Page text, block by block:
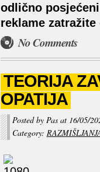
odlično
reklame
No Comments
TEORIJA
OPATIJA
Posted by Pas at 16/05/
Category: